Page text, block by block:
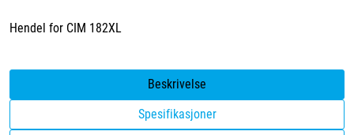
Hendel for CIM 182XL
Beskrivelse
Spesifikasjoner